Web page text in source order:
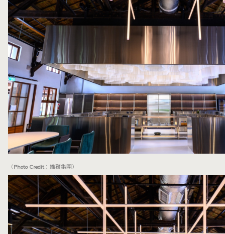
（Photo Credit：雄獅集團）